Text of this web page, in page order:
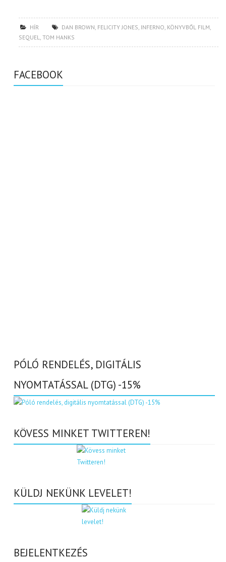
HÍR DAN BROWN FELICITY JONES INFERNO KÖNYVBŐL FILM
SEQUEL ,TOM HANKS
FACEBOOK
PÓLÓ RENDELÉS, DIGITÁLIS
NYOMTATÁSSAL (DTG) -15%
KÖVESS MINKET TWITTEREN!
KÜLDJ NEKÜNK LEVELET!
BEJELENTKEZÉS